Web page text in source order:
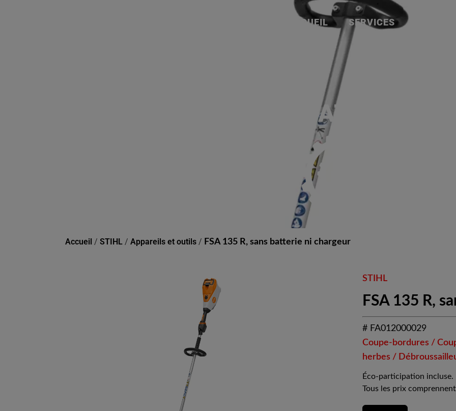
ACCUEIL SERVICES
FSA 135 R, SANS BATTERIE
Accueil / STIHL / Appareils et outils / FSA 135 R, sans batterie ni chargeur
STIHL
FSA 135 R,
# FA012000029
Coupe-bordures /
herbes /
Éco-participation incluse.
Tous les prix